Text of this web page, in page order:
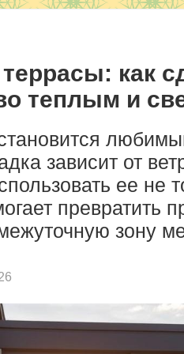
как
теплым и
зависит от
ее не
превратить
зону